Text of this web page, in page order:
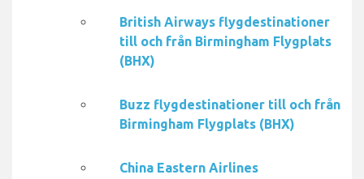
British Airways flygdestinationer
till och från Birmingham Flygplats
(BHX)
Buzz flygdestinationer till och från
Birmingham Flygplats (BHX)
China Eastern Airlines